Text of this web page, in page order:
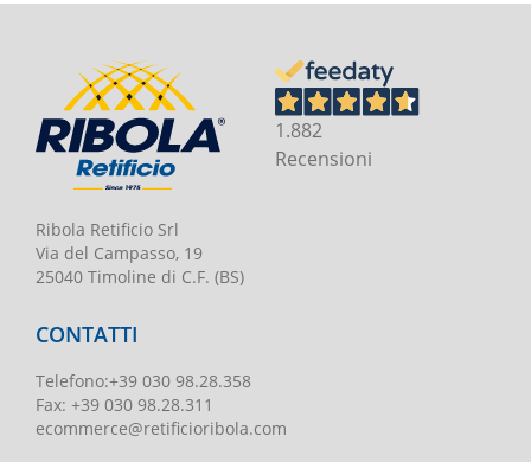
Ribola Retificio Srl
Via del Campasso, 19
25040 Timoline di C.F. (BS)
1.882
Recensioni
CONTATTI
Telefono:+39 030 98.28.358
Fax: +39 030 98.28.311
ecommerce@retificioribola.com